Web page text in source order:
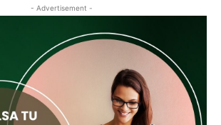
- Advertisement -